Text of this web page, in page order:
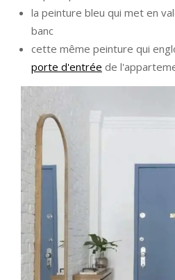
la peinture bleu qui met en
banc
cette même peinture qui
porte d'entrée de